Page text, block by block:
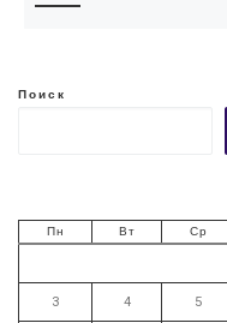
Поиск
Пн Вт Ср
3 4 5